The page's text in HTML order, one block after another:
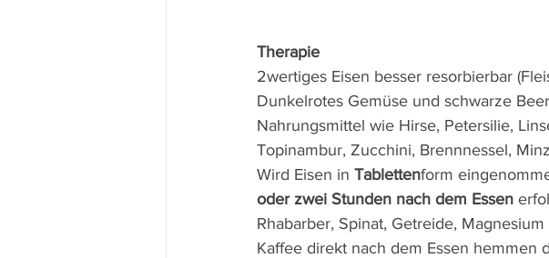
Therapie
2wertiges Eisen besser resorbierbar
Dunkelrotes Gemüse und schwarze
Nahrungsmittel wie Hirse, Petersilie,
Topinambur, Zucchini, Brennnessel,
Wird Eisen in Tablettenform
oder zwei Stunden nach dem Essen
Rhabarber, Spinat, Getreide,
Kaffee direkt nach dem Essen hemmen